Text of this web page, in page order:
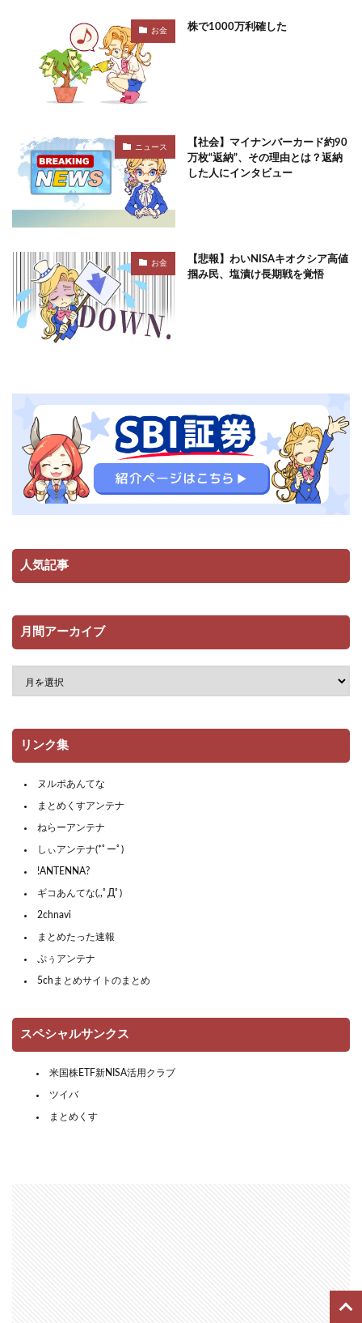
お金 株で1000万利確した
ニュース
【社会】マイナンバーカード約90
万枚“返納”、その理由とは？返納
した人にインタビュー
お金
【悲報】わいNISAキオクシア高値
掴み民、塩漬け長期戦を覚悟
人気記事
月間アーカイブ
リンク集
ヌルポあんてな
まとめくすアンテナ
ねらーアンテナ
しぃアンテナ(*ﾟーﾟ)
!ANTENNA?
ギコあんてな(,,ﾟДﾟ)
2chnavi
まとめたった速報
ぷぅアンテナ
5chまとめサイトのまとめ
スペシャルサンクス
米国株ETF新NISA活用クラブ
ツイバ
まとめくす